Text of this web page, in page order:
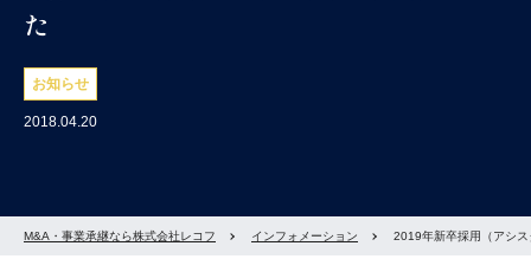
た
お知らせ
2018.04.20
M&A・事業承継なら株式会社レコフ インフォメーション 2019年新卒採用（アシ